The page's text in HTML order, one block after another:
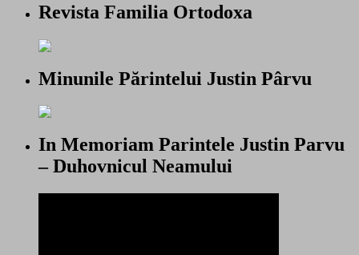
Revista Familia Ortodoxa
Minunile Părintelui Justin Pârvu
In Memoriam Parintele Justin Parvu
– Duhovnicul Neamului